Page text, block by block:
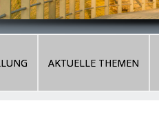
AKTUELLE THEMEN